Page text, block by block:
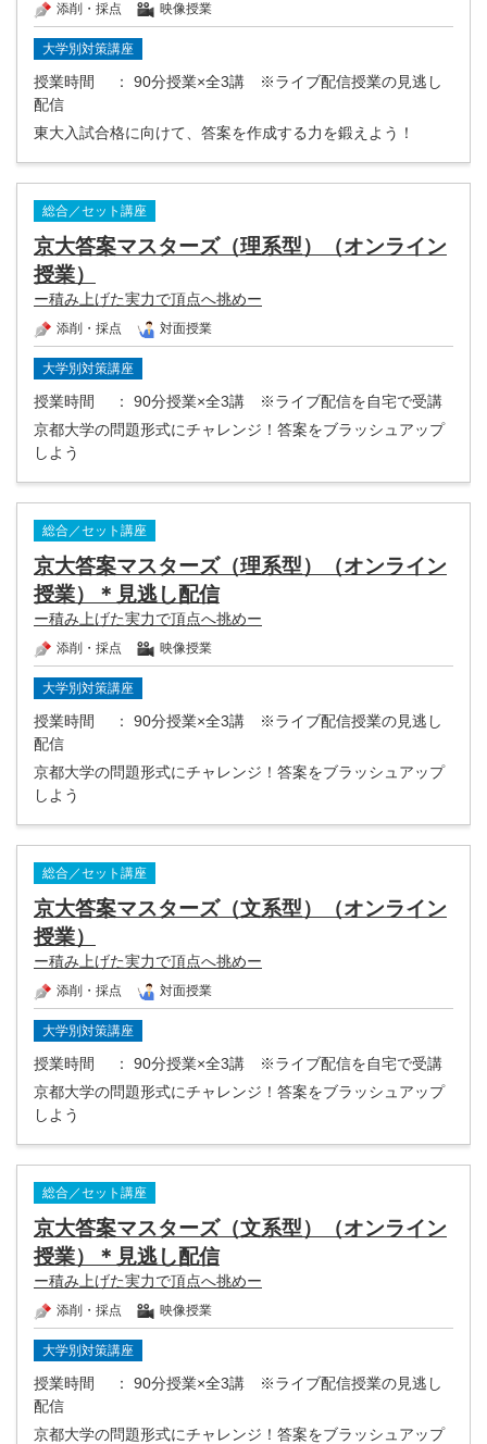
添削・採点 映像授業
大学別対策講座
授業時間
： 90分授業×全3講 ※ライブ配信授業の見逃し
配信
東大入試合格に向けて、答案を作成する力を鍛えよう！
総合／セット講座
京大答案マスターズ（理系型）（オンライン
授業）
ー積み上げた実力で頂点へ挑めー
添削・採点 対面授業
大学別対策講座
授業時間
： 90分授業×全3講 ※ライブ配信を自宅で受講
京都大学の問題形式にチャレンジ！答案をブラッシュアップ
しよう
総合／セット講座
京大答案マスターズ（理系型）（オンライン
授業）＊見逃し配信
ー積み上げた実力で頂点へ挑めー
添削・採点 映像授業
大学別対策講座
授業時間
： 90分授業×全3講 ※ライブ配信授業の見逃し
配信
京都大学の問題形式にチャレンジ！答案をブラッシュアップ
しよう
総合／セット講座
京大答案マスターズ（文系型）（オンライン
授業）
ー積み上げた実力で頂点へ挑めー
添削・採点 対面授業
大学別対策講座
授業時間
： 90分授業×全3講 ※ライブ配信を自宅で受講
京都大学の問題形式にチャレンジ！答案をブラッシュアップ
しよう
総合／セット講座
京大答案マスターズ（文系型）（オンライン
授業）＊見逃し配信
ー積み上げた実力で頂点へ挑めー
添削・採点 映像授業
大学別対策講座
授業時間
： 90分授業×全3講 ※ライブ配信授業の見逃し
配信
京都大学の問題形式にチャレンジ！答案をブラッシュアップ